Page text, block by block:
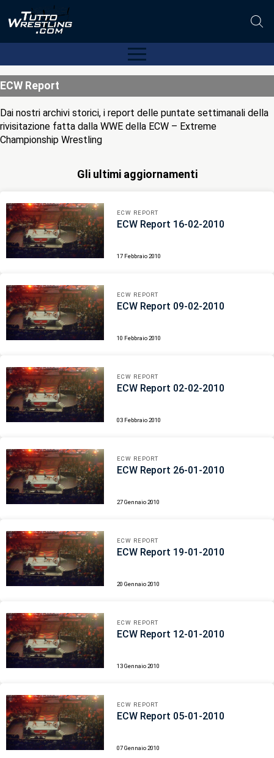
ECW Report
Dai nostri archivi storici, i report delle puntate settimanali della
rivisitazione fatta dalla WWE della ECW – Extreme
Championship Wrestling
Gli ultimi aggiornamenti
ECW REPORT
ECW Report 16-02-2010
17 Febbraio 2010
ECW REPORT
ECW Report 09-02-2010
10 Febbraio 2010
ECW REPORT
ECW Report 02-02-2010
03 Febbraio 2010
ECW REPORT
ECW Report 26-01-2010
27 Gennaio 2010
ECW REPORT
ECW Report 19-01-2010
20 Gennaio 2010
ECW REPORT
ECW Report 12-01-2010
13 Gennaio 2010
ECW REPORT
ECW Report 05-01-2010
07 Gennaio 2010